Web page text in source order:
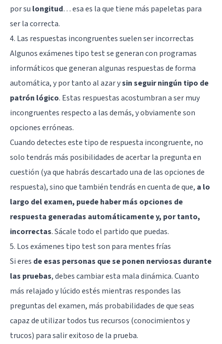
por su longitud… esa es la que tiene más papeletas para
ser la correcta.
4. Las respuestas incongruentes suelen ser incorrectas
Algunos exámenes tipo test se generan con programas
informáticos que generan algunas respuestas de forma
automática, y por tanto al azar ysin seguir ningún tipo de
patrón lógico. Estas respuestas acostumbran a ser muy
incongruentes respecto a las demás, y obviamente son
opciones erróneas.
Cuando detectes este tipo de respuesta incongruente, no
solo tendrás más posibilidades de acertar la pregunta en
cuestión (ya que habrás descartado una de las opciones de
respuesta), sino que también tendrás en cuenta de que, a lo
largo del examen, puede haber más opciones de
respuesta generadas automáticamente y, por tanto,
incorrectas. Sácale todo el partido que puedas.
5. Los exámenes tipo test son para mentes frías
Si eres de esas personas que se ponen nerviosas durante
las pruebas, debes cambiar esta mala dinámica. Cuanto
más relajado y lúcido estés mientras respondes las
preguntas del examen, más probabilidades de que seas
capaz de utilizar todos tus recursos (conocimientos y
trucos) para salir exitoso de la prueba.